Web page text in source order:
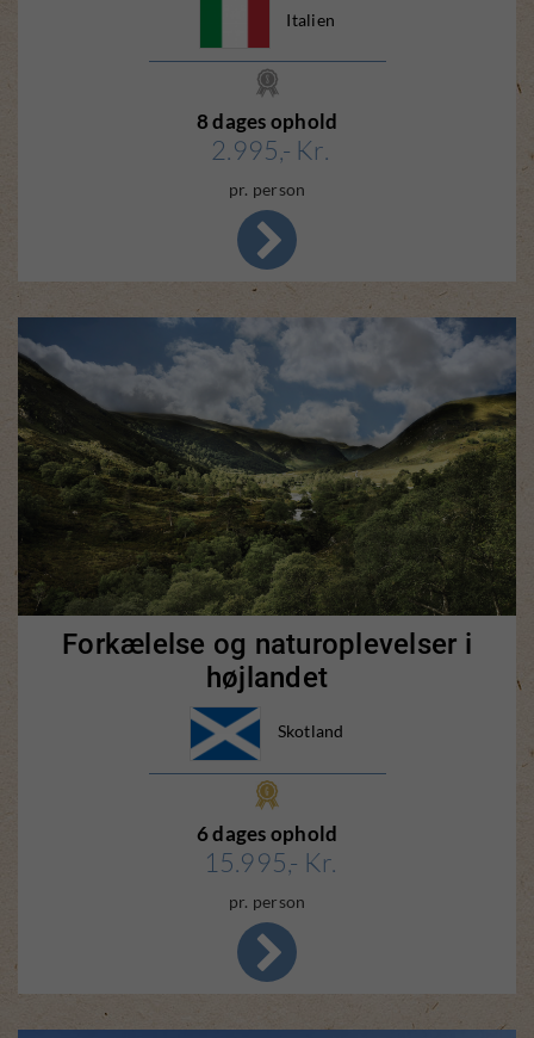
Italien
8 dages ophold
2.995,- Kr.
pr. person
Forkælelse og naturoplevelser i
højlandet
Skotland
6 dages ophold
15.995,- Kr.
pr. person